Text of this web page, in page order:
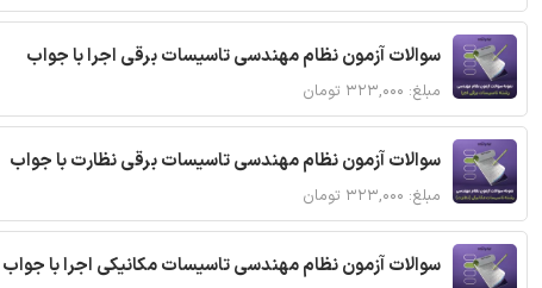
سوالات آزمون نظام مهندسی تاسیسات برقی اجرا با جواب
مبلغ: ۳۲۳,۰۰۰ تومان
سوالات آزمون نظام مهندسی تاسیسات برقی نظارت با جواب
مبلغ: ۳۲۳,۰۰۰ تومان
سوالات آزمون نظام مهندسی تاسیسات مکانیکی اجرا با جواب